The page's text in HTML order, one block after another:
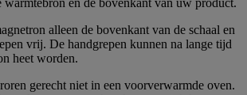
warmtebron en de bovenkant van uw product.
alleen de bovenkant van de schaal en
vrij. De handgrepen kunnen na lange tijd
heet worden.
gerecht niet in een voorverwarmde oven.